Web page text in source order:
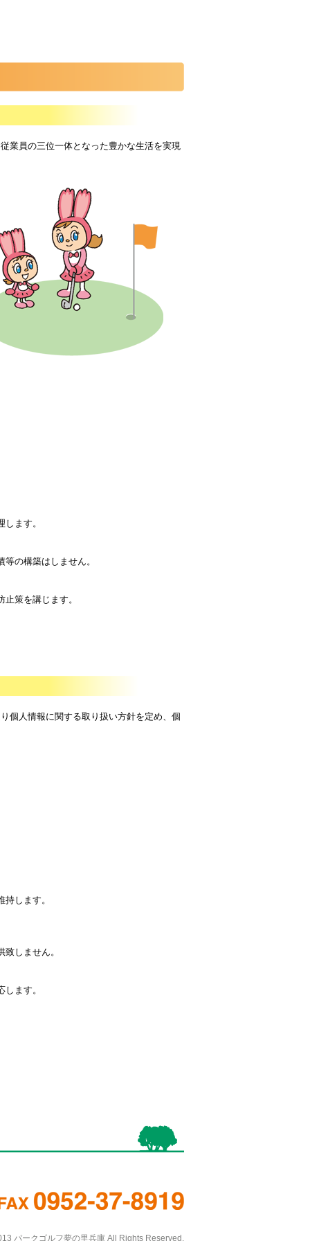
業員の三位一体となった豊かな生活を実現
ます。
の構築はしません。
策を講じます。
個人情報に関する取り扱い方針を定め、個
します。
しません。
ます。
パークゴルフ夢の里兵庫 All Rights Reserved.